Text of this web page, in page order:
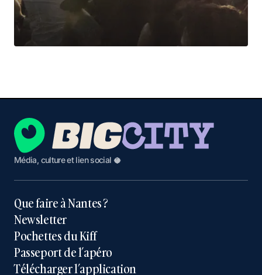
Média, culture et lien social 🥥
Que faire à Nantes ?
Newsletter
Pochettes du Kiff
Passeport de l’apéro
Télécharger l’application